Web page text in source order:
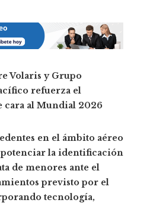
Volaris y Grupo
refuerza el
cara al Mundial 2026
en el ámbito aéreo
la identificación
de menores ante el
previsto por el
tecnología,